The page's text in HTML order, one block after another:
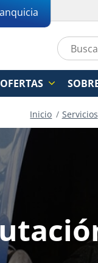
OFERTAS
Inicio Servicios